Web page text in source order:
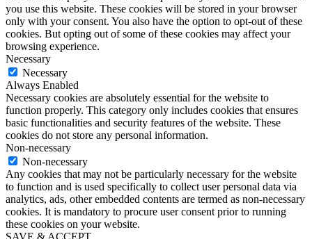
cookies. It is mandatory to procure user consent prior to running
these cookies on your website.
SAVE & ACCEPT